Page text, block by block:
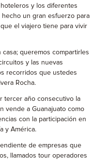
y los diferentes
un gran esfuerzo para
el viajero tiene para vivir
queremos compartirles
y las nuevas
recorridos que ustedes
Rocha.
tercer año consecutivo la
vende a Guanajuato como
con la participación en
y América.
de empresas que
llamados tour operadores